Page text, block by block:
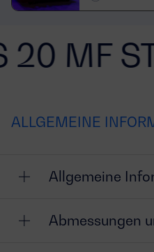
20 MF
ALLGEMEINE
Allgemeine
Abmessungen